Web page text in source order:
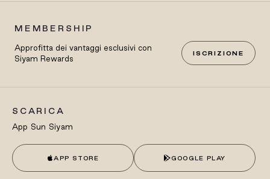
MEMBERSHIP
Approfitta dei vantaggi esclusivi con
Siyam Rewards
ISCRIZIONE
SCARICA
App Sun Siyam
APP STORE GOOGLE PLAY